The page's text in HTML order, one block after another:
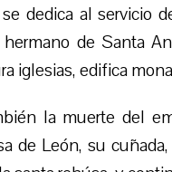
dedica al servicio
de Santa
iglesias, edifica
la muerte del
de León, su